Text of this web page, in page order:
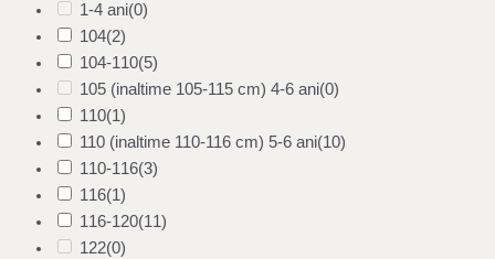
1-4 ani(0)
104(2)
104-110(5)
105 (inaltime 105-115 cm) 4-6 ani(0)
110(1)
110 (inaltime 110-116 cm) 5-6 ani(10)
110-116(3)
116(1)
116-120(11)
122(0)